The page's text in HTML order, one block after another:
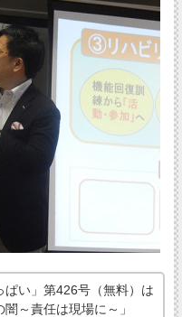
い」第426号（無料）は
～責任は現場に～」